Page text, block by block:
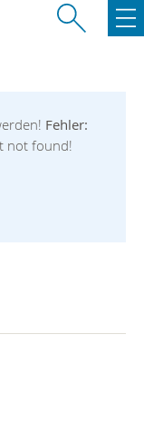
Fehler:
not found!